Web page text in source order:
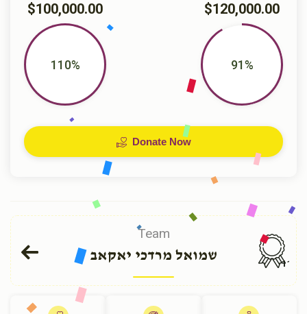
$120,000.00
91%
$100,000.00
110%
Donate Now
Team
שמואל מרדכי יאקאב 110